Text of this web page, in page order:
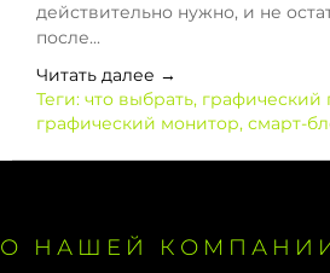
действительно нужно, и не
после...
Читать далее →
Теги: что выбрать, графический
графический монитор, смарт-
О НАШЕЙ